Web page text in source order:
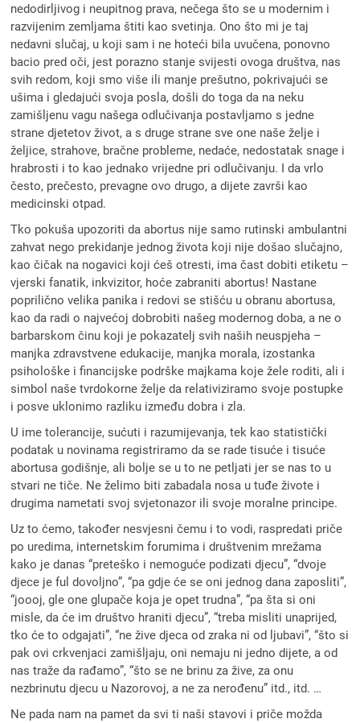
nedodirljivog i neupitnog prava, nečega što se u modernim i
razvijenim zemljama štiti kao svetinja. Ono što mi je taj
nedavni slučaj, u koji sam i ne hoteći bila uvučena, ponovno
bacio pred oči, jest porazno stanje svijesti ovoga društva, nas
svih redom, koji smo više ili manje prešutno, pokrivajući se
ušima i gledajući svoja posla, došli do toga da na neku
zamišljenu vagu našega odlučivanja postavljamo s jedne
strane djetetov život, a s druge strane sve one naše želje i
željice, strahove, bračne probleme, nedaće, nedostatak snage i
hrabrosti i to kao jednako vrijedne pri odlučivanju. I da vrlo
često, prečesto, prevagne ovo drugo, a dijete završi kao
medicinski otpad.
Tko pokuša upozoriti da abortus nije samo rutinski ambulantni
zahvat nego prekidanje jednog života koji nije došao slučajno,
kao čičak na nogavici koji ćeš otresti, ima čast dobiti etiketu –
vjerski fanatik, inkvizitor, hoće zabraniti abortus! Nastane
poprilično velika panika i redovi se stišću u obranu abortusa,
kao da radi o najvećoj dobrobiti našeg modernog doba, a ne o
barbarskom činu koji je pokazatelj svih naših neuspjeha –
manjka zdravstvene edukacije, manjka morala, izostanka
psihološke i financijske podrške majkama koje žele roditi, ali i
simbol naše tvrdokorne želje da relativiziramo svoje postupke
i posve uklonimo razliku između dobra i zla.
U ime tolerancije, sućuti i razumijevanja, tek kao statistički
podatak u novinama registriramo da se rade tisuće i tisuće
abortusa godišnje, ali bolje se u to ne petljati jer se nas to u
stvari ne tiče. Ne želimo biti zabadala nosa u tuđe živote i
drugima nametati svoj svjetonazor ili svoje moralne principe.
Uz to ćemo, također nesvjesni čemu i to vodi, raspredati priče
po uredima, internetskim forumima i društvenim mrežama
kako je danas “preteško i nemoguće podizati djecu”, “dvoje
djece je ful dovoljno”, “pa gdje će se oni jednog dana zaposliti”,
“joooj, gle one glupače koja je opet trudna”, “pa šta si oni
misle, da će im društvo hraniti djecu”, “treba misliti unaprijed,
tko će to odgajati”, “ne žive djeca od zraka ni od ljubavi”, “što si
pak ovi crkvenjaci zamišljaju, oni nemaju ni jedno dijete, a od
nas traže da rađamo”, “što se ne brinu za žive, za onu
nezbrinutu djecu u Nazorovoj, a ne za nerođenu” itd., itd. …
Ne pada nam na pamet da svi ti naši stavovi i priče možda